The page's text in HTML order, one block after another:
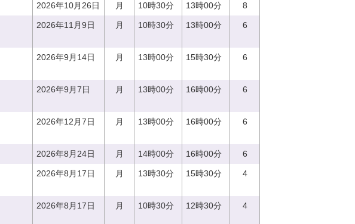
2026年10月26日 月 10時30分 13時00分 8
2026年11月9日 月 10時30分 13時00分 6
2026年9月14日 月 13時00分 15時30分 6
2026年9月7日 月 13時00分 16時00分 6
2026年12月7日 月 13時00分 16時00分 6
2026年8月24日 月 14時00分 16時00分 6
2026年8月17日 月 13時30分 15時30分 4
2026年8月17日 月 10時30分 12時30分 4